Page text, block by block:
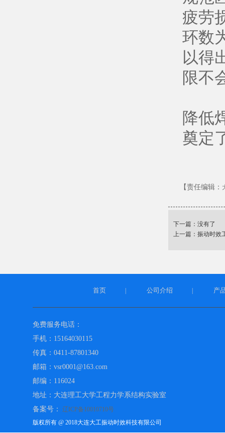
疲劳
环数
以得
限不
降低
奠定
【责任编辑：
下一篇：没有了
上一篇： 振动时效
首页 公司介绍 产
免费服务电话：
手机：15164030115
传真：0411-87801340
邮箱：vsr0001@163.com
邮编：116024
地址：大连理工大学工程力学系结构实验室
备案号：
辽ICP备10010710号
版权所有 @ 2018大连大工振动时效科技有限公司